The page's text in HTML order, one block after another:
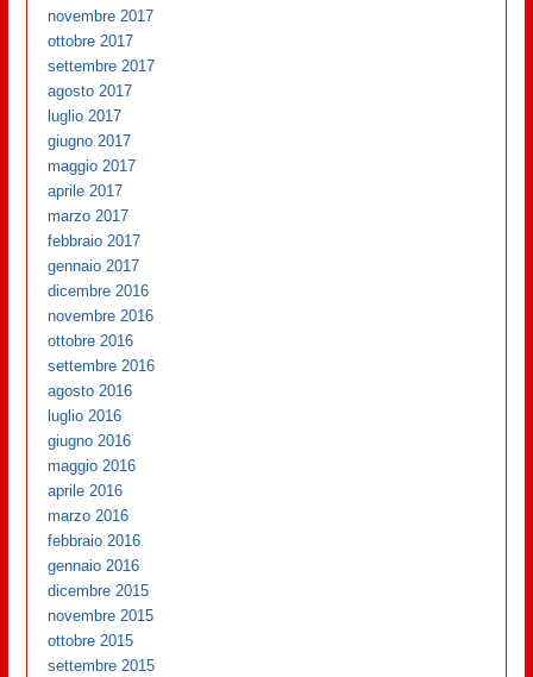
novembre 2017
ottobre 2017
settembre 2017
agosto 2017
luglio 2017
giugno 2017
maggio 2017
aprile 2017
marzo 2017
febbraio 2017
gennaio 2017
dicembre 2016
novembre 2016
ottobre 2016
settembre 2016
agosto 2016
luglio 2016
giugno 2016
maggio 2016
aprile 2016
marzo 2016
febbraio 2016
gennaio 2016
dicembre 2015
novembre 2015
ottobre 2015
settembre 2015